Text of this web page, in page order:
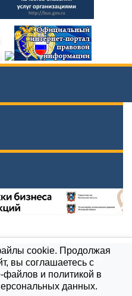
организаций
Карта сайта
А.П.Чехова\", 2021
cookie. Продолжая
вы соглашаетесь с
и политикой в
данных.